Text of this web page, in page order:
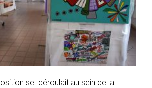
se déroulait au sein de la